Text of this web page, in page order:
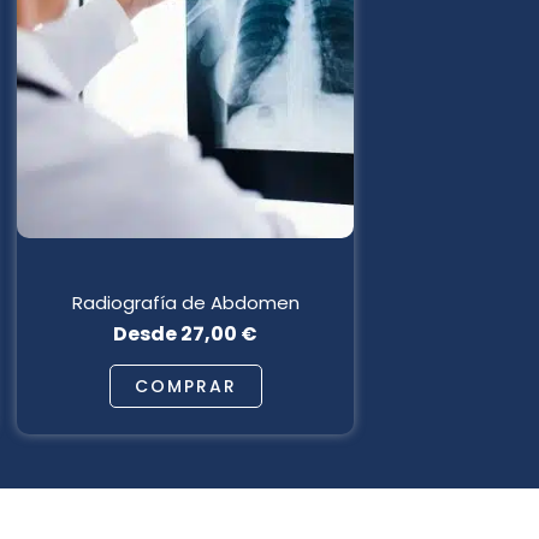
Radiografía de Abdomen
Desde27,00 €
COMPRAR
variantes.
Las
opciones
se
pueden
elegir
producto